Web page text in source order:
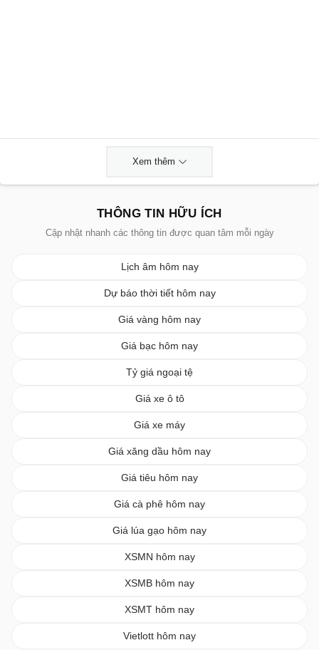
Xem thêm
THÔNG TIN HỮU ÍCH
Cập nhật nhanh các thông tin được quan tâm mỗi ngày
Lịch âm hôm nay
Dự báo thời tiết hôm nay
Giá vàng hôm nay
Giá bạc hôm nay
Tỷ giá ngoại tệ
Giá xe ô tô
Giá xe máy
Giá xăng dầu hôm nay
Giá tiêu hôm nay
Giá cà phê hôm nay
Giá lúa gạo hôm nay
XSMN hôm nay
XSMB hôm nay
XSMT hôm nay
Vietlott hôm nay